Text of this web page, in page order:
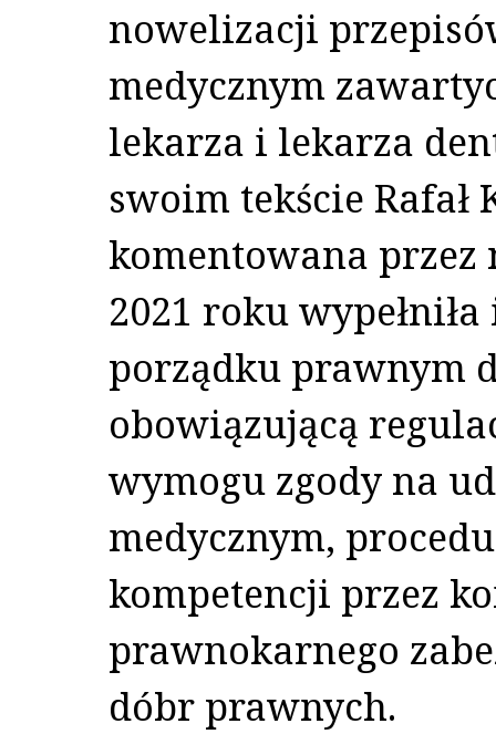
nowelizacji
medycznym
lekarza i lekarza
swoim tekście Rafał
komentowana
2021 roku
porządku prawnym
obowiązującą
wymogu zgody na
medycznym,
kompetencji przez
prawnokarnego
dóbr prawnych.